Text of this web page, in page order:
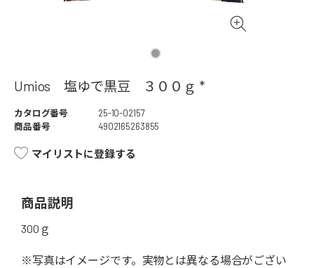
Umios 塩ゆで黒豆 ３００ｇ *
カタログ番号
25-10-02157
商品番号
4902165263855
マイリストに登録する
商品説明
300ｇ
※写真はイメージです。実物とは異なる場合がござい